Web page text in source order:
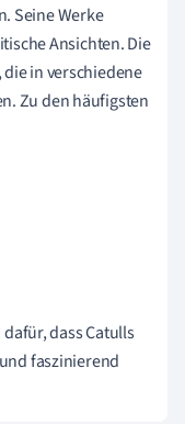
Seine Werke
Ansichten. Die
die in verschiedene
Zu den häufigsten
dass Catulls
faszinierend